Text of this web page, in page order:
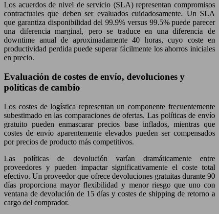
Los acuerdos de nivel de servicio (SLA) representan compromisos
contractuales que deben ser evaluados cuidadosamente. Un SLA
que garantiza disponibilidad del 99.9% versus 99.5% puede parecer
una diferencia marginal, pero se traduce en una diferencia de
downtime anual de aproximadamente 40 horas, cuyo coste en
productividad perdida puede superar fácilmente los ahorros iniciales
en precio.
Evaluación de costes de envío, devoluciones y
políticas de cambio
Los costes de logística representan un componente frecuentemente
subestimado en las comparaciones de ofertas. Las políticas de envío
gratuito pueden enmascarar precios base inflados, mientras que
costes de envío aparentemente elevados pueden ser compensados
por precios de producto más competitivos.
Las políticas de devolución varían dramáticamente entre
proveedores y pueden impactar significativamente el coste total
efectivo. Un proveedor que ofrece devoluciones gratuitas durante 90
días proporciona mayor flexibilidad y menor riesgo que uno con
ventana de devolución de 15 días y costes de shipping de retorno a
cargo del comprador.